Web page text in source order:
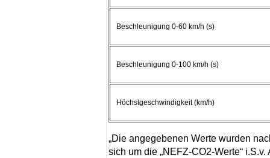
Beschleunigung 0-60 km/h (s)
Beschleunigung 0-100 km/h (s)
Höchstgeschwindigkeit (km/h)
„Die angegebenen Werte wurden
sich um die „NEFZ-CO2-Werte“